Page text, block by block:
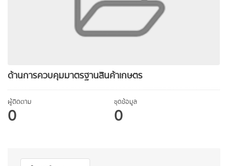
ด้านการควบคุมมาตรฐานสินค้าเกษตร
ผู้ติดตาม
0
ชุดข้อมูล
0